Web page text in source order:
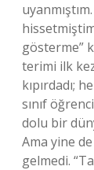
gösterme”
terimi ilk
kıpırdadı;
sınıf
dolu bir
Ama yine
gelmedi.